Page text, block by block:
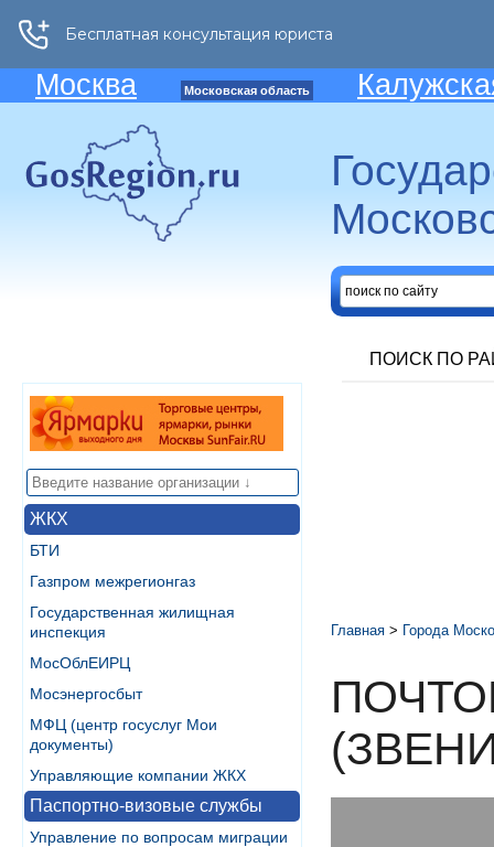
Москва Московская область
ПОИСК ПО
ЖКХ
БТИ
Газпром межрегионгаз
Государственная жилищная
инспекция
МосОблЕИРЦ
Мосэнергосбыт
МФЦ (центр госуслуг Мои
документы)
Управляющие компании ЖКХ
Паспортно-визовые службы
Управление по вопросам миграции
Главная > Города